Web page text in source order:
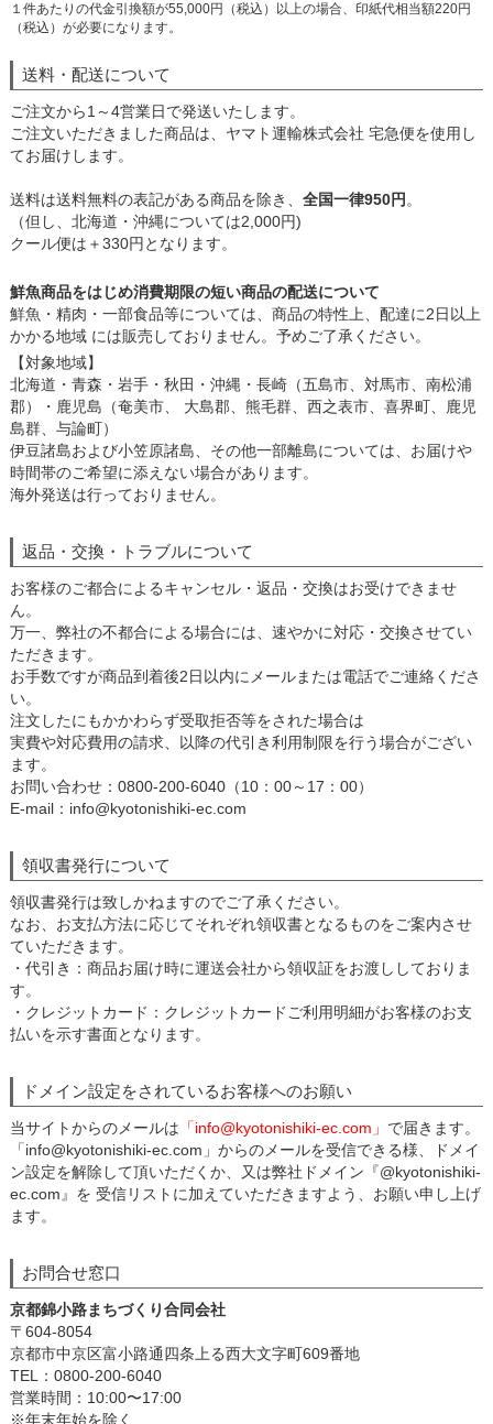
１件あたりの代金引換額が55,000円（税込）以上の場合、印紙代相当額220円
（税込）が必要になります。
送料・配送について
ご注文から1～4営業日で発送いたします。
ご注文いただきました商品は、ヤマト運輸株式会社 宅急便を使用し
てお届けします。
送料は送料無料の表記がある商品を除き、 全国一律950円 。
（但し、北海道・沖縄については2,000円)
クール便は＋330円となります。
鮮魚商品をはじめ消費期限の短い商品の配送について
鮮魚・精肉・一部食品等については、商品の特性上、配達に2日以上
かかる地域 には販売しておりません。予めご了承ください。
【対象地域】
北海道・青森・岩手・秋田・沖縄・長崎（五島市、対馬市、南松浦
郡）・鹿児島（奄美市、 大島郡、熊毛群、西之表市、喜界町、鹿児
島群、与論町）
伊豆諸島および小笠原諸島、その他一部離島については、お届けや
時間帯のご希望に添えない場合があります。
海外発送は行っておりません。
返品・交換・トラブルについて
お客様のご都合によるキャンセル・返品・交換はお受けできませ
ん。
万一、弊社の不都合による場合には、速やかに対応・交換させてい
ただきます。
お手数ですが商品到着後2日以内にメールまたは電話でご連絡くださ
い。
注文したにもかかわらず受取拒否等をされた場合は
実費や対応費用の請求、以降の代引き利用制限を行う場合がござい
ます。
お問い合わせ：0800-200-6040（10：00～17：00）
E-mail：info@kyotonishiki-ec.com
領収書発行について
領収書発行は致しかねますのでご了承ください。
なお、お支払方法に応じてそれぞれ領収書となるものをご案内させ
ていただきます。
・代引き：商品お届け時に運送会社から領収証をお渡ししておりま
す。
・クレジットカード：クレジットカードご利用明細がお客様のお支
払いを示す書面となります。
ドメイン設定をされているお客様へのお願い
当サイトからのメールは 「info@kyotonishiki-ec.com」 で届きます。
「info@kyotonishiki-ec.com」からのメールを受信できる様、ドメイ
ン設定を解除して頂いただくか、又は弊社ドメイン『@kyotonishiki-
ec.com』を 受信リストに加えていただきますよう、お願い申し上げ
ます。
お問合せ窓口
京都錦小路まちづくり合同会社
〒604-8054
京都市中京区富小路通四条上る西大文字町609番地
TEL：0800-200-6040
営業時間：10:00〜17:00
※年末年始を除く